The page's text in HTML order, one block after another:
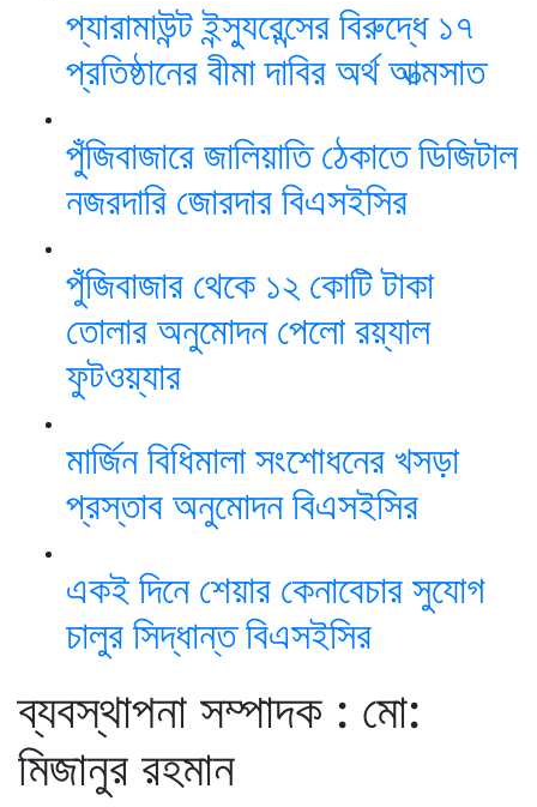
প্যারামাউন্ট ইন্স্যুরেন্সের বিরুদ্ধে ১৭
প্রতিষ্ঠানের বীমা দাবির অর্থ আত্মসাত
পুঁজিবাজারে জালিয়াতি ঠেকাতে ডিজিটাল
নজরদারি জোরদার বিএসইসির
পুঁজিবাজার থেকে ১২ কোটি টাকা
তোলার অনুমোদন পেলো রয়্যাল
ফুটওয়্যার
মার্জিন বিধিমালা সংশোধনের খসড়া
প্রস্তাব অনুমোদন বিএসইসির
একই দিনে শেয়ার কেনাবেচার সুযোগ
চালুর সিদ্ধান্ত বিএসইসির
ব্যবস্থাপনা সম্পাদক : মো:
মিজানুর রহমান